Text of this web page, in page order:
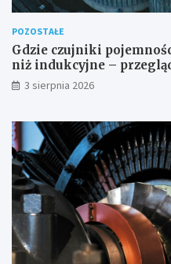
POZOSTAŁE
Gdzie czujniki
niż indukcyjne –
3 sierpnia 2026